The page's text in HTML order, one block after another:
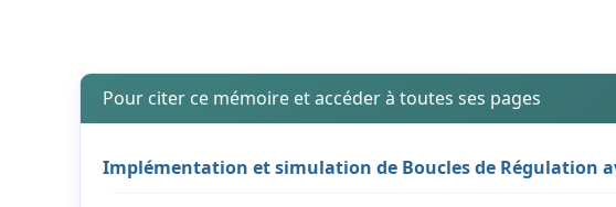
Pour citer ce mémoire et accéder à toutes ses pages
Implémentation et simulation de Boucles de Régulation